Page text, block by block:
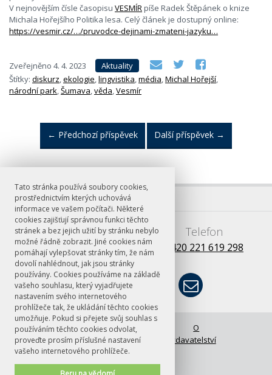
Tato stránka používá soubory cookies,
prostřednictvím kterých uchovává
informace ve vašem počítači. Některé
cookies zajišťují správnou funkci těchto
stránek a bez jejich užití by stránku nebylo
možné řádně zobrazit. Jiné cookies nám
pomáhají vylepšovat stránky tím, že nám
dovolí nahlédnout, jak jsou stránky
používány. Cookies používáme na základě
vašeho souhlasu, který vyjadřujete
nastavením svého internetového
prohlížeče tak, že ukládání těchto cookies
umožňuje. Pokud si přejete svůj souhlas s
používáním těchto cookies odvolat,
proveďte prosím příslušné nastavení
vašeho internetového prohlížeče.
V nejnovějším čísle časopisu VESMÍRpíše Radek Štěpánek o knize
Michala Hořejšího Politika lesa. Celý článek je dostupný online:
https://vesmir.cz/…/pruvodce-dejinami-zmateni-jazyku…
Zveřejněno 4. 4. 2023
Aktuality
Štítky: diskurz,ekologie,lingvistika,média,Michal Hořejší,
národní park,Šumava,věda,Vesmír
← Předchozí příspěvek Další příspěvek →
E-mail
books@ff.cuni.cz
Telefon
+420 221 619 298
© FF UK 2026 Úvodní stránka
O
vydavatelství